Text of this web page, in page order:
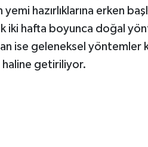
yemi hazırlıklarına erken
iki hafta boyunca doğal
ise geleneksel yöntemler
haline getiriliyor.